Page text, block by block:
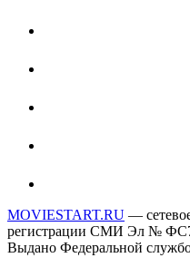
MOVIESTART.RU —
регистрации СМИ Эл №
Выдано Федеральной